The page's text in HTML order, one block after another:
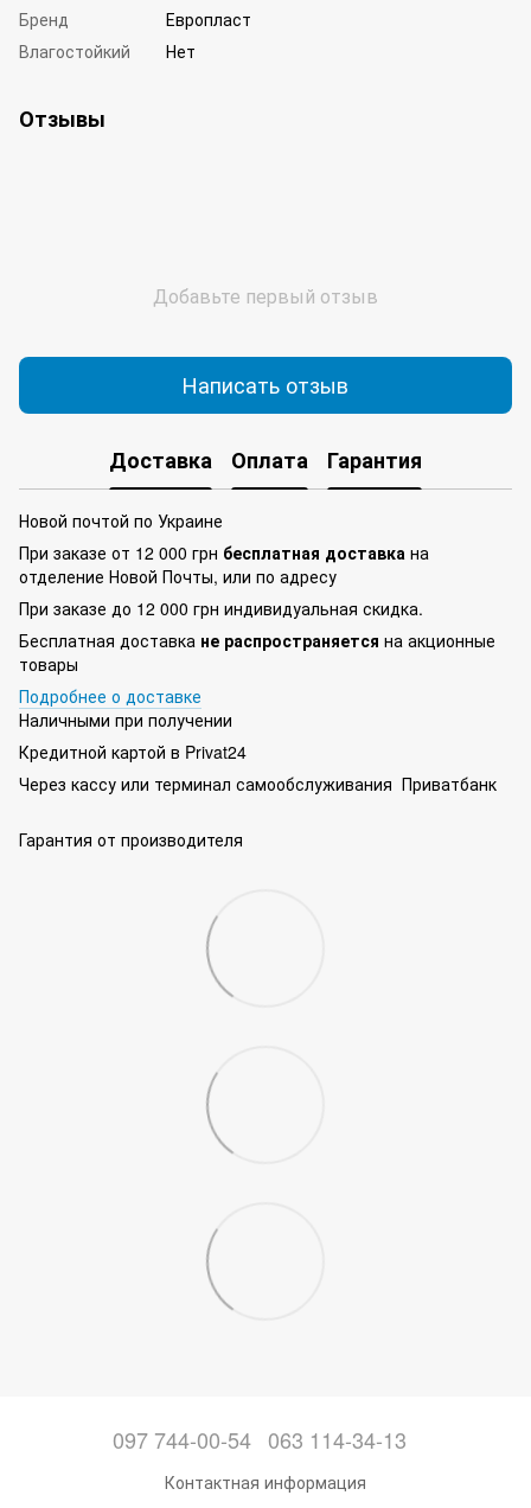
Бренд
Европласт
Влагостойкий
Нет
Отзывы
Добавьте первый отзыв
Написать отзыв
Доставка Оплата Гарантия
Новой почтой по Украине
При заказе от 12 000 грн бесплатная доставка на
отделение Новой Почты, или по адресу
При заказе до 12 000 грн индивидуальная скидка.
Бесплатная доставка не распространяется на акционные
товары
Подробнее о доставке
Наличными при получении
Кредитной картой в Privat24
Через кассу или терминал самообслуживания Приватбанк
Гарантия от производителя
097 744-00-54 063 114-34-13
Контактная информация